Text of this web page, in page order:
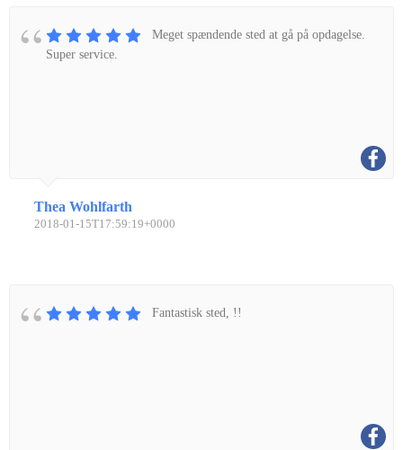
Meget spændende sted at gå på opdagelse.
Super service.
Thea Wohlfarth
2018-01-15T17:59:19+0000
Fantastisk sted, !!